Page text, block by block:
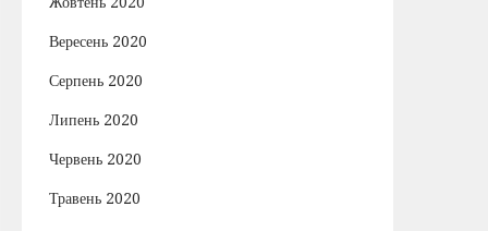
Вересень 2020
Серпень 2020
Липень 2020
Червень 2020
Травень 2020